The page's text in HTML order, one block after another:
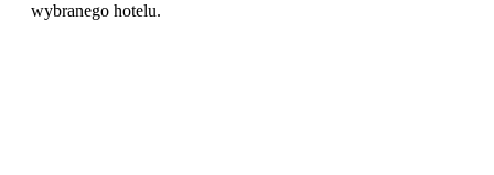
wybranego hotelu.